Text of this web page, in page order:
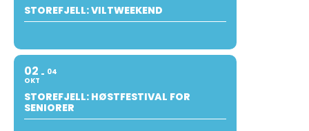
STOREFJELL: VILTWEEKEND
02
OKT
04
STOREFJELL: HØSTFESTIVAL FOR
SENIORER